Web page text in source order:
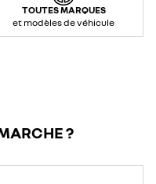
TOUTES MARQUES
et modèles de véhicule
?